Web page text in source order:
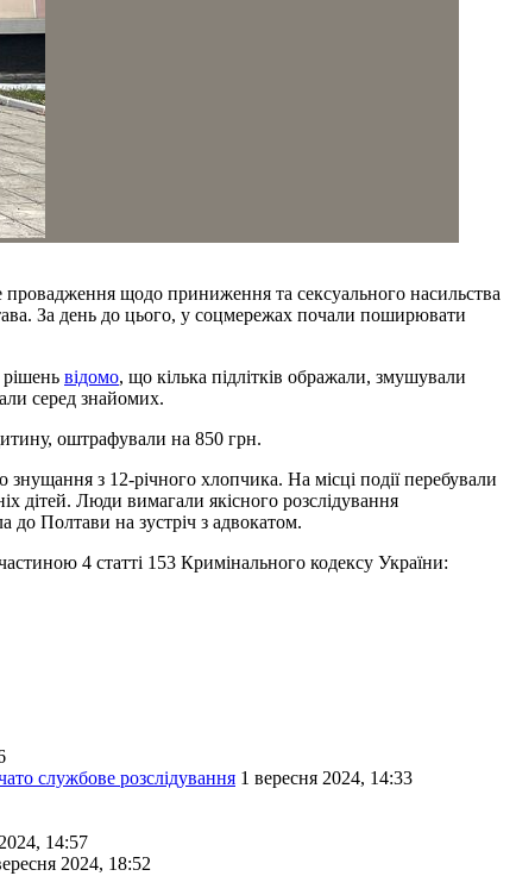
провадження щодо приниження та сексуального насильства
За день до цього, у соцмережах почали поширювати
відомо, що кілька підлітків ображали, змушували
серед знайомих.
оштрафували на 850 грн.
з 12-річного хлопчика. На місці події перебували
дітей. Люди вимагали якісного розслідування
до Полтави на зустріч з адвокатом.
4 статті 153 Кримінального кодексу України:
службове розслідування 1 вересня 2024, 14:33
14:57
2024, 18:52